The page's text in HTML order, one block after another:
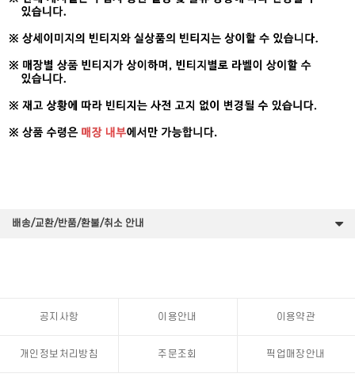
배송/교환/반품/환불/취소 안내
공지사항 이용안내 이용약관
개인정보처리방침 주문조회 픽업매장안내